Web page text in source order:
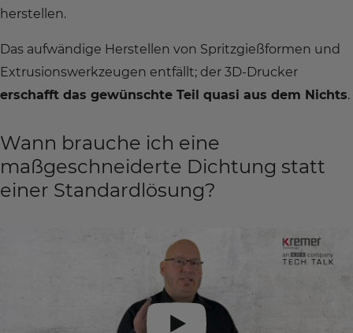
herstellen.
Das aufwändige Herstellen von Spritzgießformen und
Extrusionswerkzeugen entfällt; der 3D-Drucker
erschafft das gewünschte Teil quasi aus dem Nichts.
Wann brauche ich eine
maßgeschneiderte Dichtung statt
einer Standardlösung?